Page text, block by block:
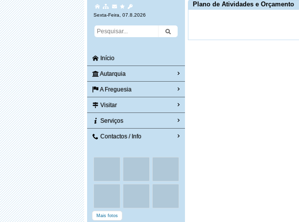
Sexta-Feira, 07.8.2026
Início
Autarquia
A Freguesia
Visitar
Serviços
Contactos / Info
Mais fotos
Plano de Atividades e Orçamento